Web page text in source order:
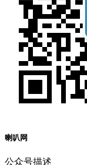
喇叭网
公众号描述